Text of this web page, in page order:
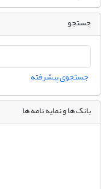
جستجو
جستجوی پیشرفته
بانک ها و نمایه نامه ها